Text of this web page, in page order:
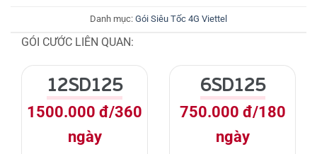
Danh mục: Gói Siêu Tốc 4G Viettel
GÓI CƯỚC LIÊN QUAN:
12SD125
1500.000 đ/360
ngày
6SD125
750.000 đ/180
ngày